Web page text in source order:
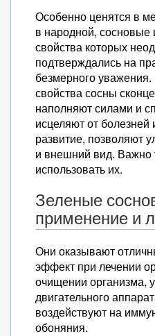
Особенно ценятся в
в народной,
свойства которых
подтверждались на
безмерного
свойства сосны
наполняют силами и
исцеляют от
развитие, позволяют
и внешний вид. Важно
использовать их.
Зеленые
применение и
Они оказывают
эффект при лечении
очищении организма,
двигательного
воздействуют на
обоняния.